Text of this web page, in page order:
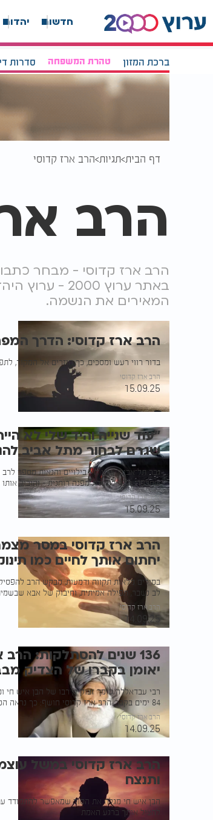
חדשות יהדות
ברכת המזון טהרת המשפחה סדרות
דף הבית תגיות הרב ארז קדוסי
הרב
הרב ארז קדוסי - מבחר
באתר ערוץ
המאירים את הנשמה.
הרב ארז קדוסי: הדרך
בדור רווי רעש ומסכים, כך חוזרים אל המקור,
הרב ארז קדוסי
15.09.25
"עוד שנייה והיד שלי לא
שגרם לבחור מתל אביב
גבר תל־אביבי שחי חיי בילויים והנאות מספר
שחלפה, הפך לנקודת מפנה רוחנית – והוביל
הרב ארז קדוסי
15.09.25
הרב ארז קדוסי במסר
יחתום אותך לחיים כמו
במילים מלאות תקווה ודמעות, מבקש הרב
לב נשבר, תפילה אמיתית, וחיבוק של אבא
הרב ארז קדוסי
14.09.25
136 שנים להסתלקות:
יאומן בקברו של הצדיק
רבי עבדאללה סומך זצוק"ל, רבו של הבן איש חי
84 ימים בקבר. הרב ארז קדוסי חושף: כך נראה הנס בעיני הדור
הרב ארז קדוסי
14.09.25
הרב ארז קדוסי במשל
ותנצח
הבן איש חי מגלה את הסוד שמאפשר להתמודד עם
להציל אותך ברגע האמת